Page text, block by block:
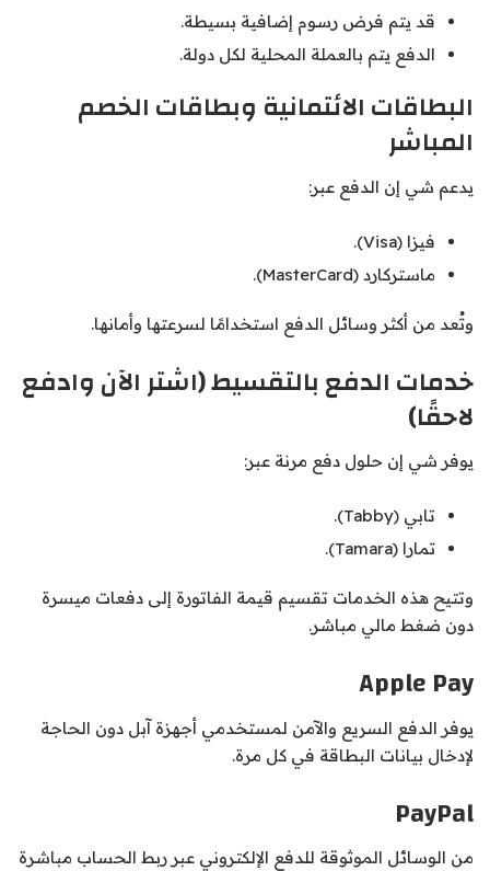
قد يتم فرض رسوم إضافية بسيطة.
الدفع يتم بالعملة المحلية لكل دولة.
البطاقات الائتمانية وبطاقات الخصم
المباشر
يدعم شي إن الدفع عبر:
فيزا (Visa).
ماستركارد (MasterCard).
وتُعد من أكثر وسائل الدفع استخدامًا لسرعتها وأمانها.
خدمات الدفع بالتقسيط (اشتر الآن وادفع
لاحقًا)
يوفر شي إن حلول دفع مرنة عبر:
تابي (Tabby).
تمارا (Tamara).
وتتيح هذه الخدمات تقسيم قيمة الفاتورة إلى دفعات ميسرة
دون ضغط مالي مباشر.
Apple Pay
يوفر الدفع السريع والآمن لمستخدمي أجهزة آبل دون الحاجة
لإدخال بيانات البطاقة في كل مرة.
PayPal
من الوسائل الموثوقة للدفع الإلكتروني عبر ربط الحساب مباشرة